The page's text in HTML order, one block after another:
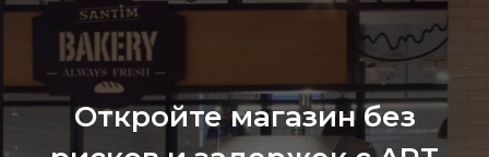
Откройте магазин без